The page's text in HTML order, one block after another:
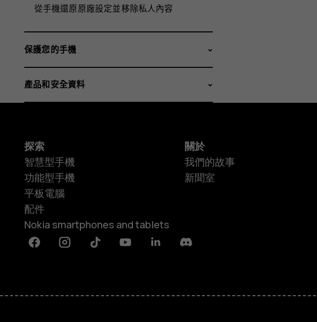
從手機還原原廠設定並移除私人內容
保護您的手機
產品和安全資料
探索
智慧型手機
功能型手機
平板電腦
配件
Nokia smartphones and tablets
關於
我們的故事
新聞室
FacebookInstagramTiktok YoutubeLinkedinDiscord